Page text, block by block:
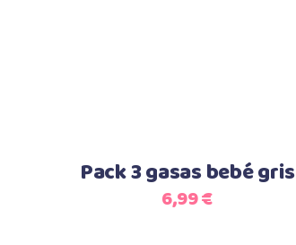
Add to cart
Pack 3 gasas bebé gris
6,99€